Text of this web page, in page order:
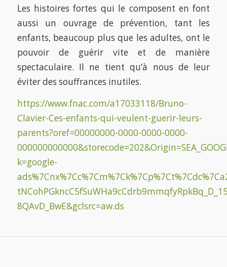
Les histoires fortes qui le composent en font
aussi un ouvrage de prévention, tant les
enfants, beaucoup plus que les adultes, ont le
pouvoir de guérir vite et de manière
spectaculaire. Il ne tient qu’à nous de leur
éviter des souffrances inutiles.
https://www.fnac.com/a17033118/Bruno-
Clavier-Ces-enfants-qui-veulent-guerir-leurs-
parents?oref=00000000-0000-0000-0000-
k=google-
8QAvD_BwE&gclsrc=aw.ds